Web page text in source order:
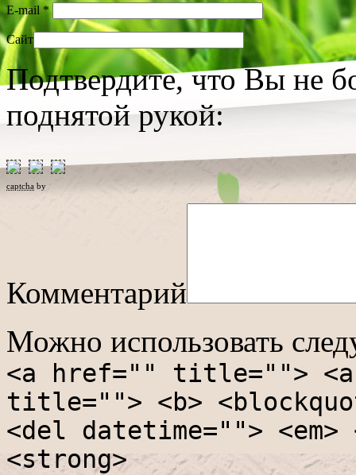
E-mail*
Сайт
Подтвердите, что Вы не
поднятой рукой:
captcha by
Комментарий
Можно использовать
<a href="" title="">
title=""> <b>
<del datetime="">
<strong>